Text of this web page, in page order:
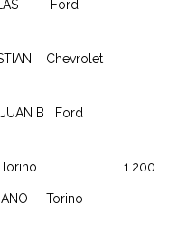
Ford
Chevrolet
JUAN B Ford
Torino 1.200
Torino